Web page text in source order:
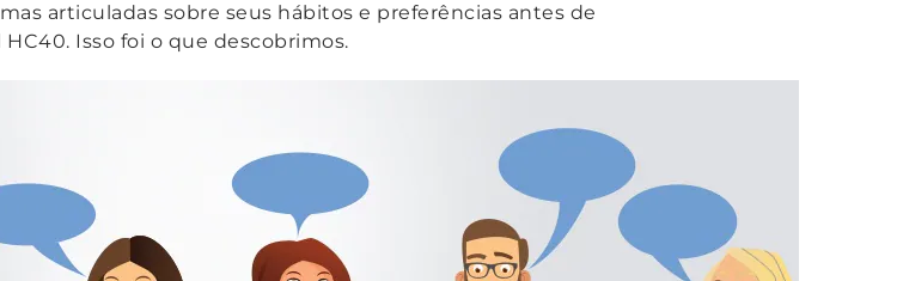
articuladas sobre seus hábitos e preferências antes de
Isso foi o que descobrimos.